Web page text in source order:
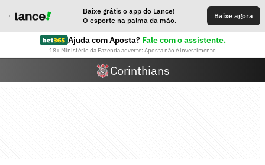
Baixe grátis o app do Lance!
O esporte na palma da mão.
Baixe agora
Ajuda com Aposta? Fale com o assistente.
18+ Ministério da Fazenda adverte: Aposta não é investimento
Corinthians